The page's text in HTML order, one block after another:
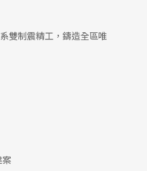
雙制震精工，鑄造全區唯
案